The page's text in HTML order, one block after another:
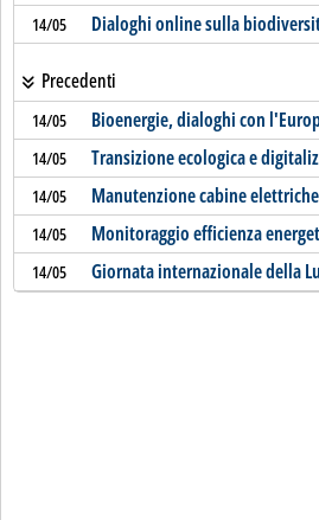
14/05 Dialoghi online sulla
Precedenti
14/05 Bioenergie, dialoghi con
14/05 Transizione ecologica e
14/05 Manutenzione cabine
14/05 Monitoraggio efficienza
14/05 Giornata internazionale della